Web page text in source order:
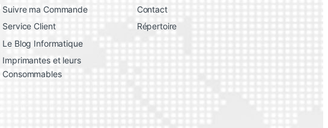
Suivre ma Commande
Service Client
Le Blog Informatique
Imprimantes et leurs
Consommables
Contact
Répertoire